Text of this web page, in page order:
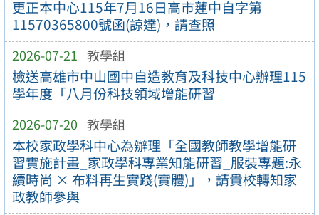
更正本中心115年7月16日高市蓮中自字第
11570365800號函(諒達)，請查照
2026-07-21 教學組
檢送高雄市中山國中自造教育及科技中心辦理115
學年度「八月份科技領域增能研習
2026-07-20 教學組
本校家政學科中心為辦理「全國教師教學增能研
習實施計畫_家政學科專業知能研習_服裝專題:永
續時尚 × 布料再生實踐(實體)」，請貴校轉知家
政教師參與